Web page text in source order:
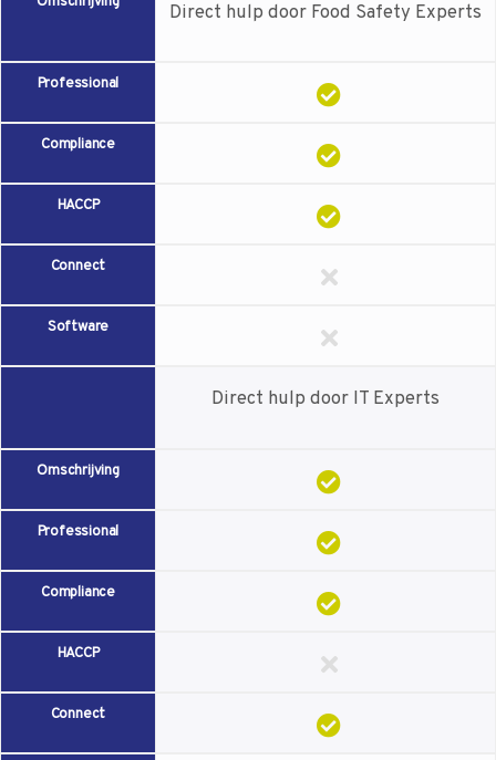
Direct hulp door Food Safety Experts
Professional
Compliance
HACCP
Connect
Software
Direct hulp door IT Experts
Omschrijving
Professional
Compliance
HACCP
Connect